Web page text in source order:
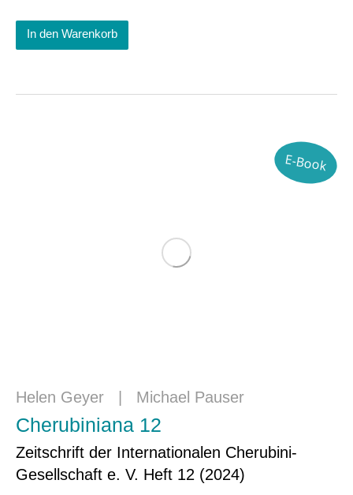
In den Warenkorb
E-Book
Helen Geyer Michael Pauser
Cherubiniana 12
Zeitschrift der Internationalen Cherubini-
Gesellschaft e. V. Heft 12 (2024)